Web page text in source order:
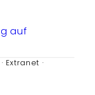
auf
Extranet